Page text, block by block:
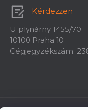
Kérdezzen
U plynárny 1455/70
10100 Praha 10
Cégjegyzékszám: